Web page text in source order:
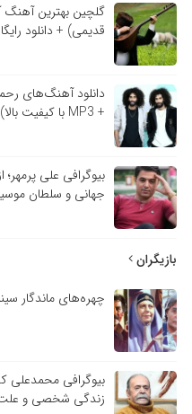
گلچین بهترین
قدیمی) + دانلود
دانلود آهنگ‌های
+ MP3 با کیفیت بالا)
بیوگرافی علی
جهانی و سلطان
بازیگران
چهره‌های ماندگار
بیوگرافی محمدعلی
زندگی شخصی و